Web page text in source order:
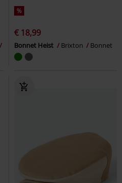
%
€ 18,99
Bonnet Heist Brixton Bonnet